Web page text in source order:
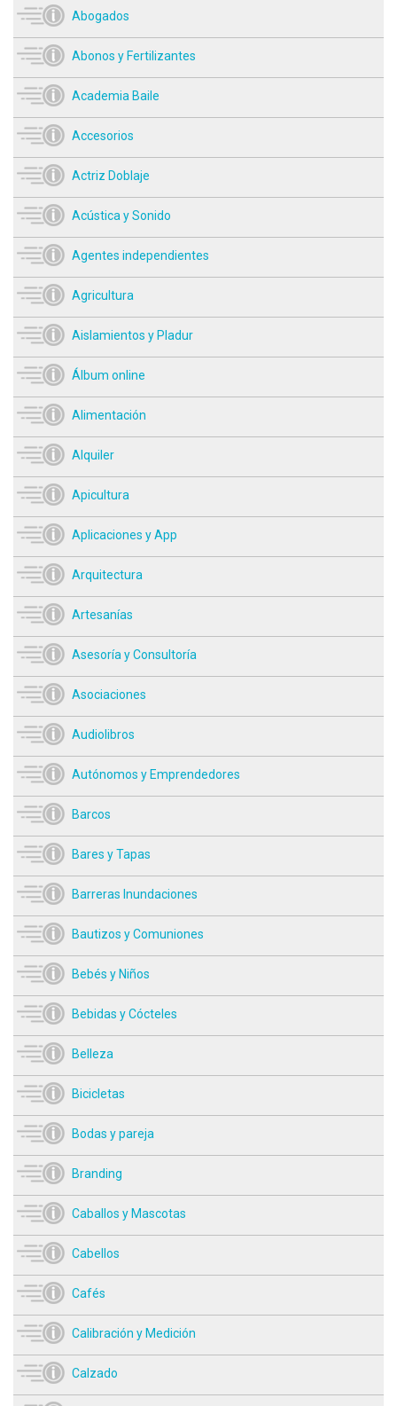
Abogados
Abonos y Fertilizantes
Academia Baile
Accesorios
Actriz Doblaje
Acústica y Sonido
Agentes independientes
Agricultura
Aislamientos y Pladur
Álbum online
Alimentación
Alquiler
Apicultura
Aplicaciones y App
Arquitectura
Artesanías
Asesoría y Consultoría
Asociaciones
Audiolibros
Autónomos y Emprendedores
Barcos
Bares y Tapas
Barreras Inundaciones
Bautizos y Comuniones
Bebés y Niños
Bebidas y Cócteles
Belleza
Bicicletas
Bodas y pareja
Branding
Caballos y Mascotas
Cabellos
Cafés
Calibración y Medición
Calzado